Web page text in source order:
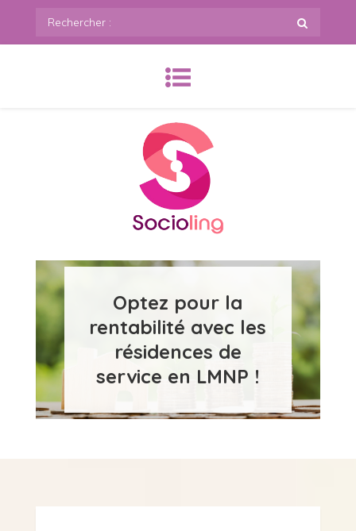
Rechercher
:
SoCioling.org
Optez pour la
rentabilité avec les
résidences de
service en LMNP !